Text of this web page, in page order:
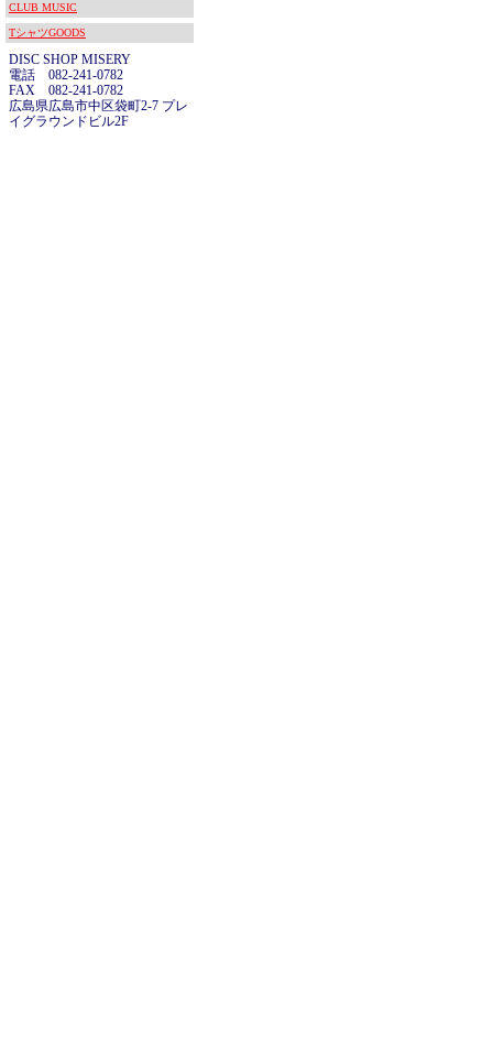
CLUB MUSIC
TシャツGOODS
DISC SHOP MISERY
電話 082-241-0782
FAX 082-241-0782
広島県広島市中区袋町2-7 プレ
イグラウンドビル2F